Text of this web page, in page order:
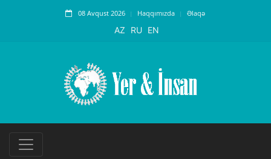
08 Avqust 2026 Haqqımızda Əlaqə
AZ RU EN